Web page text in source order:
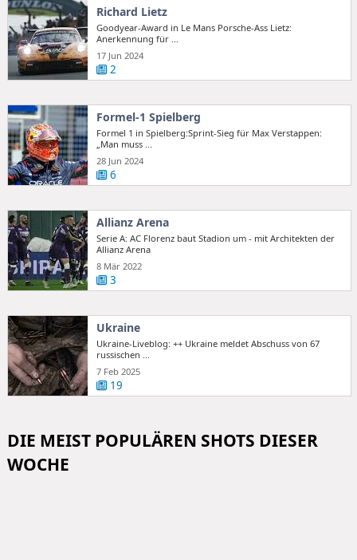
Richard Lietz
Goodyear-Award in Le Mans Porsche-Ass Lietz:
Anerkennung für ...
17 Jun 2024
2
Formel-1 Spielberg
Formel 1 in Spielberg:Sprint-Sieg für Max Verstappen:
„Man muss ...
28 Jun 2024
6
Allianz Arena
Serie A: AC Florenz baut Stadion um - mit Architekten der
Allianz Arena
8 Mär 2022
3
Ukraine
Ukraine-Liveblog: ++ Ukraine meldet Abschuss von 67
russischen ...
7 Feb 2025
19
DIE MEIST POPULÄREN SHOTS DIESER
WOCHE